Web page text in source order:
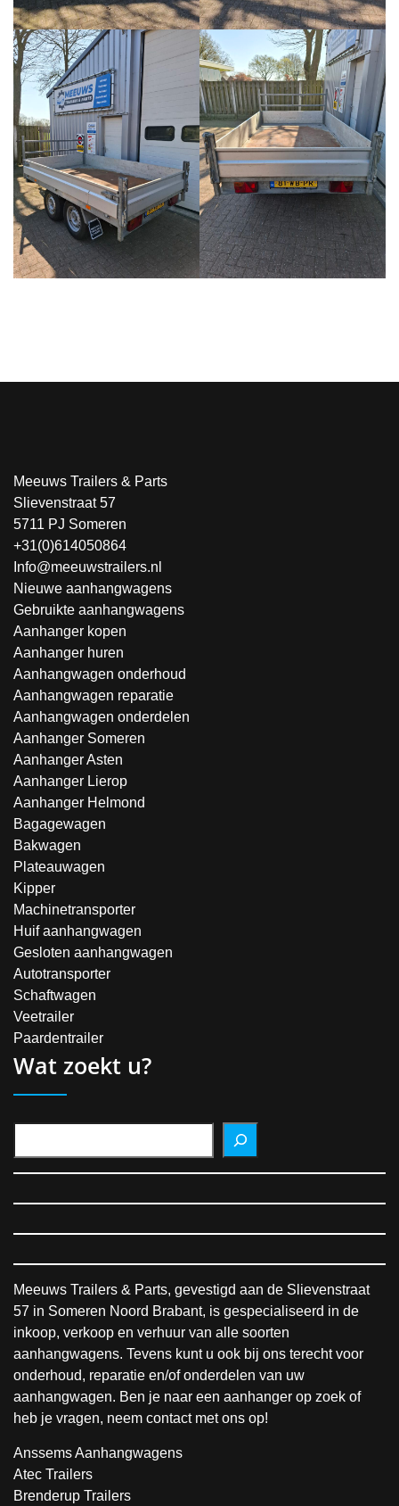
Meeuws Trailers & Parts
Slievenstraat 57
5711 PJ Someren
+31(0)614050864
Info@meeuwstrailers.nl
Nieuwe aanhangwagens
Gebruikte aanhangwagens
Aanhanger kopen
Aanhanger huren
Aanhangwagen onderhoud
Aanhangwagen reparatie
Aanhangwagen onderdelen
Aanhanger Someren
Aanhanger Asten
Aanhanger Lierop
Aanhanger Helmond
Bagagewagen
Bakwagen
Plateauwagen
Kipper
Machinetransporter
Huif aanhangwagen
Gesloten aanhangwagen
Autotransporter
Schaftwagen
Veetrailer
Paardentrailer
Wat zoekt u?
Meeuws Trailers & Parts, gevestigd aan de Slievenstraat
57 in Someren Noord Brabant, is gespecialiseerd in de
inkoop, verkoop en verhuur van alle soorten
aanhangwagens. Tevens kunt u ook bij ons terecht voor
onderhoud, reparatie en/of onderdelen van uw
aanhangwagen. Ben je naar een aanhanger op zoek of
heb je vragen, neem contact met ons op!
Anssems Aanhangwagens
Atec Trailers
Brenderup Trailers